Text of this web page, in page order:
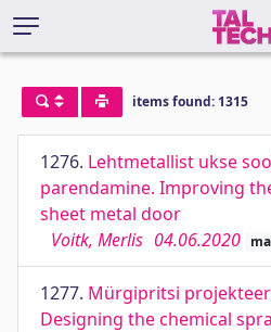
items found: 1315
1276. Lehtmetallist ukse
parendamine. Improving
sheet metal door
Voitk, Merlis 04.06.2020
1277. Mürgipritsi
Designing the chemical